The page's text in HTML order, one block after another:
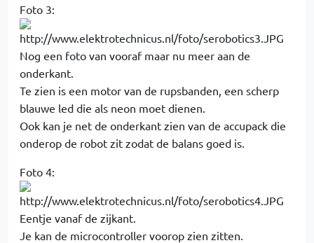
Foto 3:
Nog een foto van vooraf maar nu meer aan de
onderkant.
Te zien is een motor van de rupsbanden, een scherp
blauwe led die als neon moet dienen.
Ook kan je net de onderkant zien van de accupack die
onderop de robot zit zodat de balans goed is.
Foto 4:
Eentje vanaf de zijkant.
Je kan de microcontroller voorop zien zitten.